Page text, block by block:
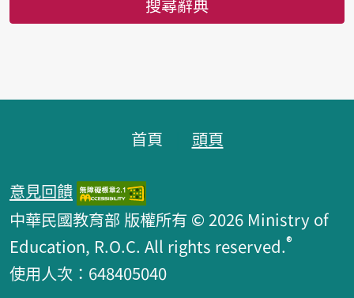
首頁 頭頁
意見回饋
中華民國教育部 版權所有 © 2026 Ministry of
Education, R.O.C. All rights reserved.®
使用人次：648405040